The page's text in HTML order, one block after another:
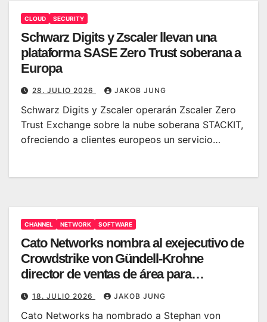
CLOUD SECURITY
Schwarz Digits y Zscaler llevan una
plataforma SASE Zero Trust soberana a
Europa
28. JULIO 2026 JAKOB JUNG
Schwarz Digits y Zscaler operarán Zscaler Zero
Trust Exchange sobre la nube soberana STACKIT,
ofreciendo a clientes europeos un servicio…
CHANNEL NETWORK SOFTWARE
Cato Networks nombra al exejecutivo de
Crowdstrike von Gündell-Krohne
director de ventas de área para
Alemania
18. JULIO 2026 JAKOB JUNG
Cato Networks ha nombrado a Stephan von